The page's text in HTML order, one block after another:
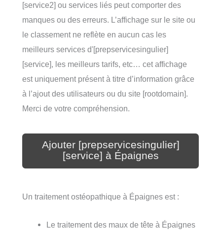
[service2] ou services liés peut comporter des
manques ou des erreurs. L’affichage sur le site ou
le classement ne reflète en aucun cas les
meilleurs services d'[prepservicesingulier]
[service], les meilleurs tarifs, etc… cet affichage
est uniquement présent à titre d’information grâce
à l’ajout des utilisateurs ou du site [rootdomain].
Merci de votre compréhension.
Ajouter [prepservicesingulier]
[service] à Épaignes
Un traitement ostéopathique à Épaignes est :
Le traitement des maux de tête à Épaignes